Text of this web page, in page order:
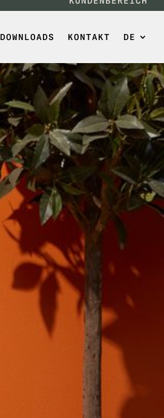
DOWNLOADS KONTAKT DE